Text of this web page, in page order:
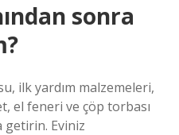
sonra
ilk yardım malzemeleri,
el feneri ve çöp torbası
getirin. Eviniz